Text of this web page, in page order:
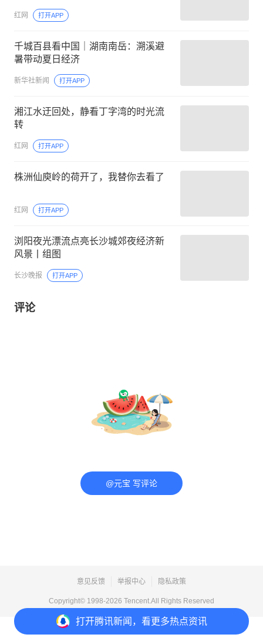
打开腾讯新闻，看更多热点资讯
红网 打开APP
千城百县看中国｜湖南南岳：溯溪避
暑带动夏日经济
新华社新闻 打开APP
湘江水迂回处，静看丁字湾的时光流
转
红网 打开APP
株洲仙庾岭的荷开了，我替你去看了
红网 打开APP
浏阳夜光漂流点亮长沙城郊夜经济新
风景丨组图
长沙晚报 打开APP
评论
@元宝 写评论
意见反馈 举报中心 隐私政策
Copyright© 1998-2026 Tencent.All Rights Reserved